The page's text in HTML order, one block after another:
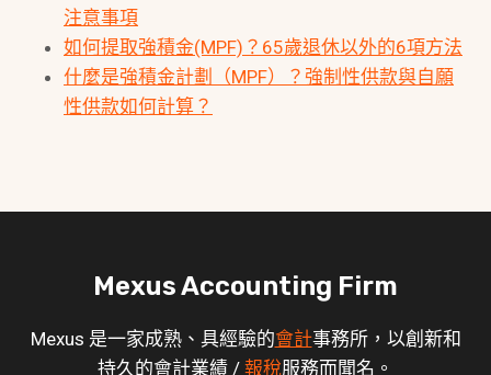
注意事項
如何提取強積金(MPF)？65歲退休以外的6項方法
什麼是強積金計劃（MPF）？強制性供款與自願
性供款如何計算？
Mexus Accounting Firm
Mexus 是一家成熟、具經驗的會計事務所，以創新和
持久的會計業績 / 報稅服務而聞名。